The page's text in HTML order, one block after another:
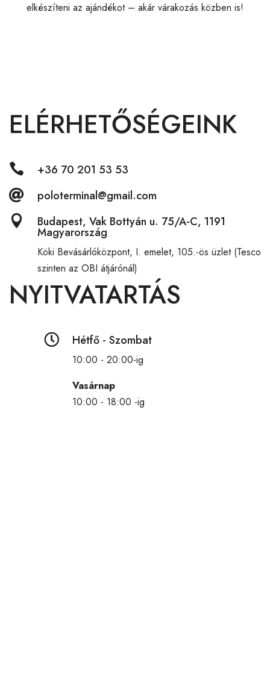
elkészíteni az ajándékot – akár várakozás közben is!
ELÉRHETŐSÉGEINK
 +36 70 201 53 53
 poloterminal@gmail.com
 Budapest, Vak Bottyán u. 75/A-C, 1191
Magyarország
Köki Bevásárlóközpont, I. emelet, 105.-ös üzlet (Tesco
szinten az OBI átjárónál)
NYITVATARTÁS
 Hétfő - Szombat
10:00 - 20:00-ig
Vasárnap
10:00 - 18:00 -ig